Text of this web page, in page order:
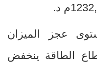
م د.
عجز الميزان
الطاقة ينخفض